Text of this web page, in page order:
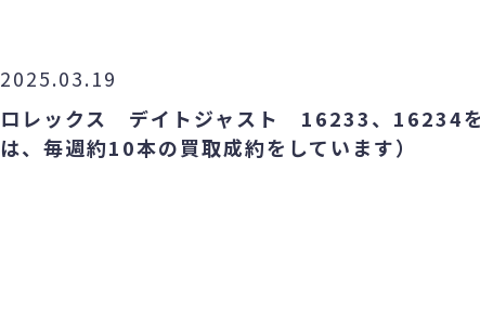
2025.03.19
ロレックス デイトジャスト 16233、16234を
は、毎週約10本の買取成約をしています）